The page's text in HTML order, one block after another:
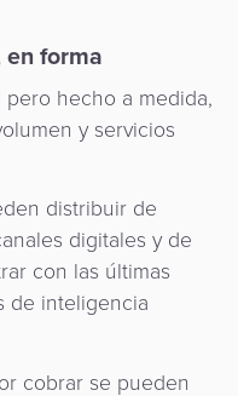
en forma
hecho a medida,
y servicios
distribuir de
digitales y de
con las últimas
de inteligencia
cobrar se pueden